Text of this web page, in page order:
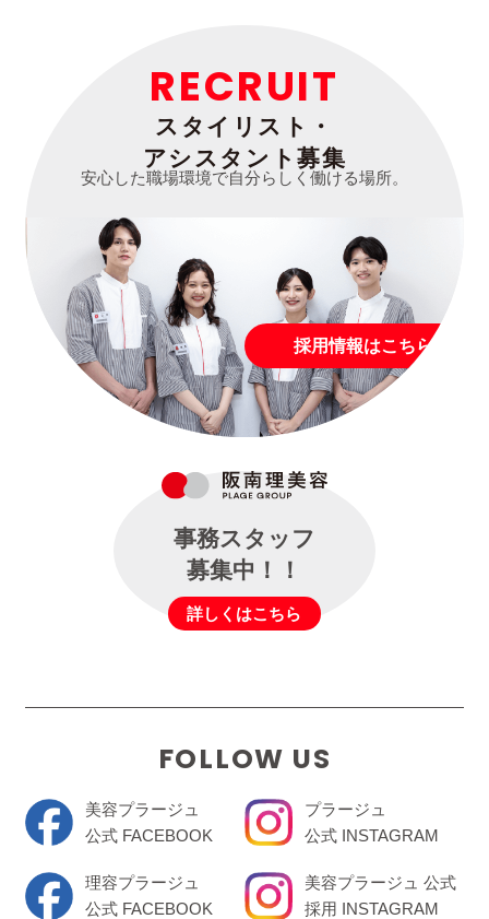
RECRUIT
スタイリスト・
アシスタント募集
安心した職場環境で自分らしく働ける場所。
採用情報はこちら
事務スタッフ
募集中！！
詳しくはこちら
FOLLOW US
美容プラージュ
公式 FACEBOOK
理容プラージュ
公式 FACEBOOK
プラージュ
公式 INSTAGRAM
美容プラージュ 公式
採用 INSTAGRAM